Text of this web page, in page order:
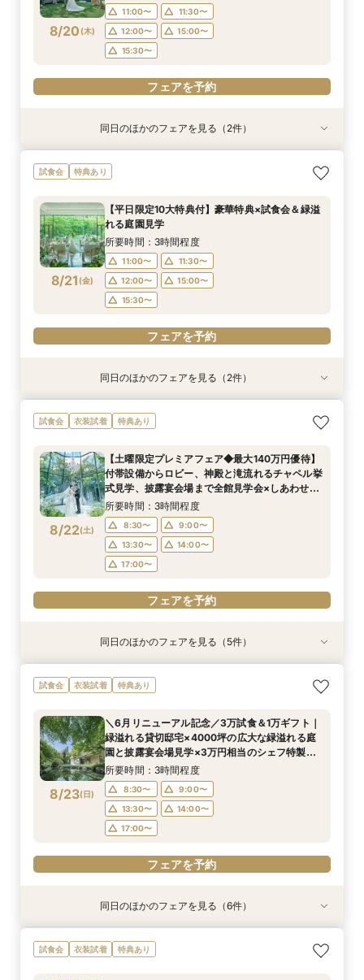
15:30〜
フェアを予約
15:30〜
フェアを予約
8/20 (木)
11:00〜
11:30〜
12:00〜
15:00〜
15:30〜
フェアを予約
衣装試着 特典あり
8/20(木)
【少人数プラン相談会】専用の貸切別邸OPEN&
贅沢無料試食
11:00〜
12:00〜
15:00〜
15:30〜
フェアを予約
特典あり
8/20(木)
マイナビ限定★当館人気NO,1◆豪華国産「しあ
わせ絆牛」絶品試食付◆
11:00〜
12:00〜
15:00〜
15:30〜
フェアを予約
同日のほかのフェアを見る（2件）
試食会 特典あり
8/21 (金)
【平日限定10大特典付】豪華特典×試食会＆緑溢
れる庭園見学
所要時間：3時間程度
11:00〜
11:30〜
12:00〜
15:00〜
15:30〜
フェアを予約
衣装試着 特典あり
8/21(金)
【少人数プラン相談会】専用の貸切別邸OPEN&
贅沢無料試食
11:00〜
11:30〜
12:00〜
15:00〜
15:30〜
フェアを予約
特典あり
8/21(金)
マイナビ限定★当館人気NO,1◆豪華国産「しあ
わせ絆牛」絶品試食付◆
11:00〜
11:30〜
12:00〜
15:00〜
15:30〜
フェアを予約
同日のほかのフェアを見る（2件）
試食会 衣装試着 特典あり
8/22(土)
【土曜限定プレミアフェア◆最大140万円優待】
付帯設備からロビー、神殿と滝流れるチャペル挙
式見学、披露宴会場まで全館見学会×しあわせ絆
牛無料試食会×おふたりに合わせた見積りシュミ
レーション
所要時間：3時間程度
8:30〜
9:00〜
13:30〜
14:00〜
17:00〜
フェアを予約
衣装試着 特典あり
8/22(土)
【少人数プラン相談会】専用の貸切別邸OPEN&
贅沢無料試食
8:30〜
8:45〜
9:00〜
13:30〜
14:00〜
フェアを予約
特典あり
8/22(土)
【神前挙式をご検討の方へ】神殿「凛」見学＆和
フレンチ無料試食
8:30〜
8:45〜
9:00〜
13:30〜
14:00〜
フェアを予約
特典あり
8/22(土)
【初めての式場見学の方も安心】豪華試食付きウ
エディング相談会
8:30〜
8:45〜
9:00〜
13:30〜
14:00〜
フェアを予約
衣装試着 特典あり
8/22(土)
《新チャペルOPEN記念◆8大特典≫木目×ナ
チュラルチャペル体験
8:30〜
8:45〜
9:00〜
13:30〜
14:00〜
フェアを予約
衣装試着 特典あり
8/22(土)
マイナビ限定【料理重視派必見】和牛フィレ肉×
懐石フレンチコース美食会
8:30〜
8:45〜
9:00〜
13:30〜
14:00〜
フェアを予約
同日のほかのフェアを見る（5件）
試食会 衣装試着 特典あり
8/23(日)
＼6月リニューアル記念／3万試食＆1万ギフト｜
緑溢れる貸切邸宅×4000坪の広大な緑溢れる庭
園と披露宴会場見学×3万円相当のシェフ特製国
産牛無料試食×心配な見積りもシュミレーション
相談
所要時間：3時間程度
8:30〜
9:00〜
13:30〜
14:00〜
17:00〜
フェアを予約
衣装試着 特典あり
【少人数プラン相談会】専用の貸切別邸OPEN&
贅沢無料試食
特典あり
【神前挙式をご検討の方へ】神殿「凛」見学＆和
フレンチ無料試食
特典あり
【初めての式場見学の方も安心】豪華試食付きウ
エディング相談会
衣装試着 特典あり
《新チャペルOPEN記念◆8大特典≫木目×ナ
チュラルチャペル体験
衣装試着 特典あり
マイナビ限定【料理重視派必見】和牛フィレ肉×
懐石フレンチコース美食会
衣装試着 特典あり
マイナビ限定【料理重視派必見】和牛フィレ肉×
懐石フレンチコース美食会
同日のほかのフェアを見る（6件）
試食会 衣装試着 特典あり